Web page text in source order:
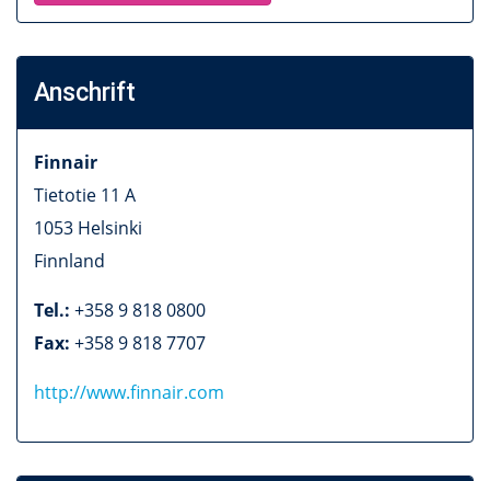
Anschrift
Finnair
Tietotie 11 A
1053 Helsinki
Finnland
Tel.: +358 9 818 0800
Fax: +358 9 818 7707
http://www.finnair.com